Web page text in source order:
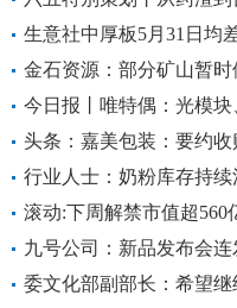
出固废循环利用新路径
生意社中厚板5月31日均
金石资源：部分矿山暂
今日报丨唯特偶：光模
水平
头条：嘉美包装：要约
行业人士：奶粉库存持
滚动:下周解禁市值超560
九号公司：新品发布会
委文化部副部长：希望